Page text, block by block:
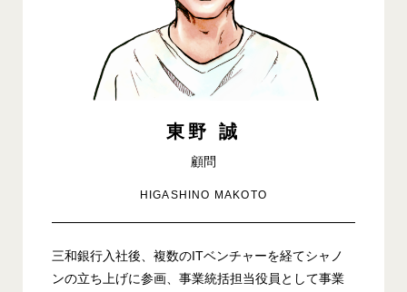
東野 誠
顧問
HIGASHINO MAKOTO
三和銀行入社後、複数のITベンチャーを経てシャノ
ンの立ち上げに参画、事業統括担当役員として事業